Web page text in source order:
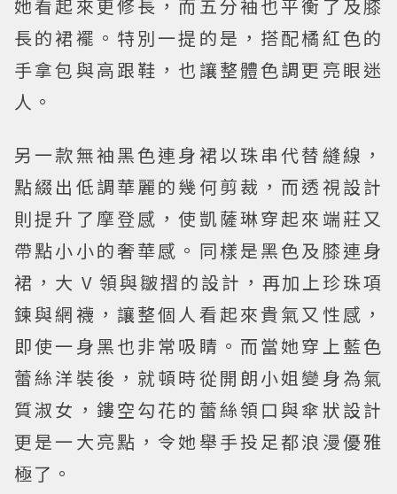
她看起來更修長，而五分袖也平衡了及膝
長的裙襬。特別一提的是，搭配橘紅色的
手拿包與高跟鞋，也讓整體色調更亮眼迷
人。
另一款無袖黑色連身裙以珠串代替縫線，
點綴出低調華麗的幾何剪裁，而透視設計
則提升了摩登感，使凱薩琳穿起來端莊又
帶點小小的奢華感。同樣是黑色及膝連身
裙，大 V 領與皺摺的設計，再加上珍珠項
鍊與網襪，讓整個人看起來貴氣又性感，
即使一身黑也非常吸睛。而當她穿上藍色
蕾絲洋裝後，就頓時從開朗小姐變身為氣
質淑女，鏤空勾花的蕾絲領口與傘狀設計
更是一大亮點，令她舉手投足都浪漫優雅
極了。